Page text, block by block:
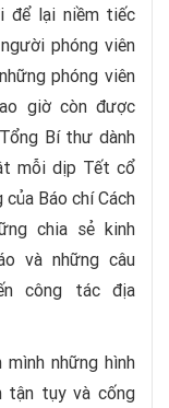
để lại niềm tiếc
phóng viên
phóng viên
giờ còn được
Bí thư dành
mỗi dịp Tết cổ
Báo chí Cách
chia sẻ kinh
và những câu
công tác địa
những hình
tận tụy và cống